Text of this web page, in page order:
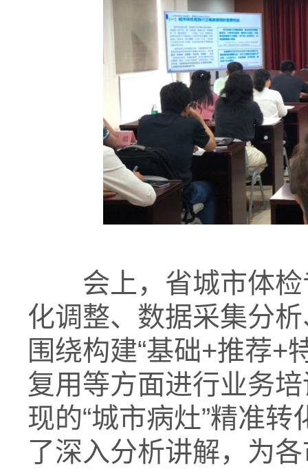
会上，省城市体检
化调整、数据采集分
围绕构建“基础+推荐+
复用等方面进行业务
现的“城市病灶”精准
了深入分析讲解，为